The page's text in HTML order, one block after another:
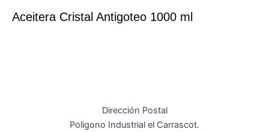
Aceitera Cristal Antigoteo 1000 ml
Dirección Postal
Poligono Industrial el Carrascot.